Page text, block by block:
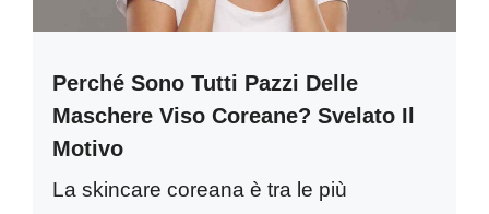
Perché Sono Tutti Pazzi Delle
Maschere Viso Coreane? Svelato Il
Motivo
La skincare coreana è tra le più